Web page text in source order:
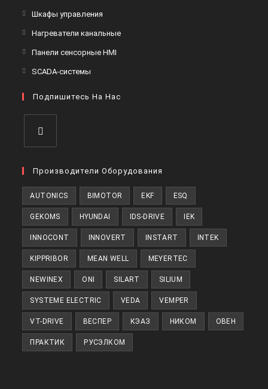
вкладке
вкладке
Шкафы управления
вкладке
Нагреватели канальныеОткроется
Панели сенсорные HMI
вкладке
SCADA-системы
новой
Подпишитесь На Нас
в
вкладке
Производители Оборудования
AUTONICS BIMOTOR EKF ESQ
GEKOMS HYUNDAI IDS-DRIVE IEK
INNOCONT INNOVERT INSTART INTEK
KIPPRIBOR MEAN WELL MEYERTEC
NEWINEX ONI SILART SILIUM
SYSTEME ELECTRIC VEDA VEMPER
VT-DRIVE ВЕСПЕР КЭАЗ НИКОМ ОВЕН
ПРАКТИК РУСЭЛКОМ